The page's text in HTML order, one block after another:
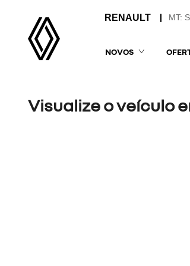
MT:
NOVOS
Visualize o veículo